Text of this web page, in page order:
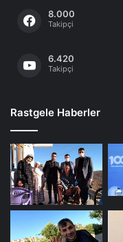
8.000
Takipçi
6.420
Takipçi
Rastgele Haberler